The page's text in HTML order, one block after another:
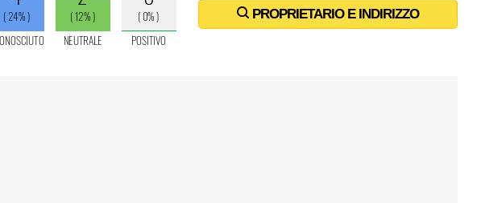
PROPRIETARIO E INDIRIZZO